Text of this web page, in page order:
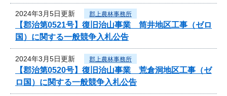
2024年3月5日更新 郡上農林事務所
【郡治第0521号】復旧治山事業 筒井地区工事（ゼロ
国）に関する一般競争入札公告
2024年3月5日更新 郡上農林事務所
【郡治第0520号】復旧治山事業 荒倉洞地区工事（ゼ
ロ国）に関する一般競争入札公告